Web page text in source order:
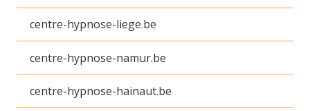
centre-hypnose-liege.be
centre-hypnose-namur.be
centre-hypnose-hainaut.be